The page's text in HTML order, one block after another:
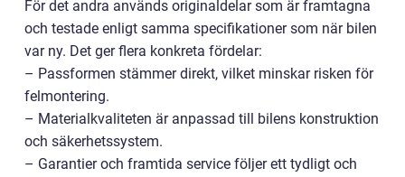
För det andra används originaldelar som är framtagna
och testade enligt samma specifikationer som när bilen
var ny. Det ger flera konkreta fördelar:
– Passformen stämmer direkt, vilket minskar risken för
felmontering.
– Materialkvaliteten är anpassad till bilens konstruktion
och säkerhetssystem.
– Garantier och framtida service följer ett tydligt och